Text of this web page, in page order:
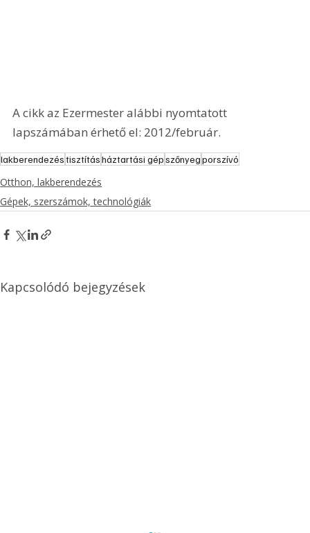
A cikk az Ezermester alábbi nyomtatott
lapszámában érhető el: 2012/február.
lakberendezéstisztításháztartási gépszőnyegporszívó
Otthon, lakberendezés
Gépek, szerszámok, technológiák
Kapcsolódó bejegyzések